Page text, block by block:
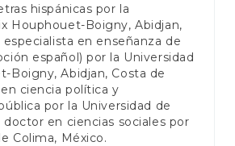
hispánicas por la
Houphouet-Boigny, Abidjan,
en enseñanza de
español) por la Universidad
Boigny, Abidjan, Costa de
ciencia política y
por la Universidad de
doctor en ciencias sociales por
Colima, México.